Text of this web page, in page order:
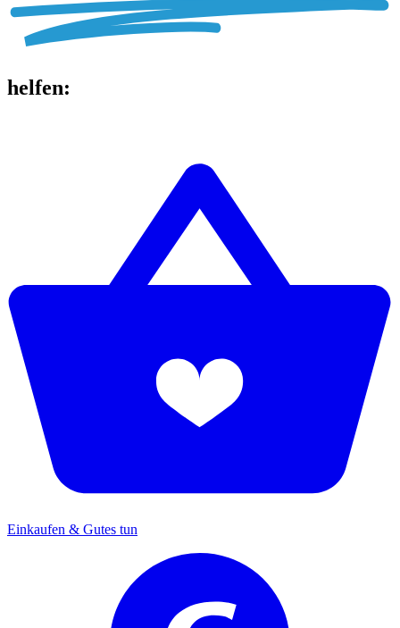
helfen:
Einkaufen & Gutes tun